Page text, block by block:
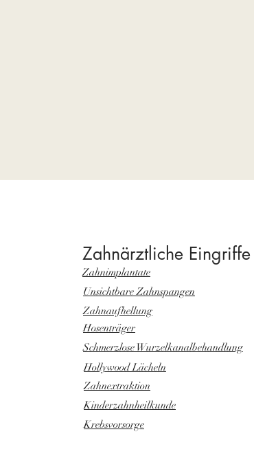
Zahnärztliche Eingriffe
Zahnimplantate
Unsichtbare Zahnspangen
Zahnaufhellung
Hosenträger
Schmerzlose Wurzelkanalbehandlung
Hollywood Lächeln
Zahnextraktion
Kinderzahnheilkunde
Krebsvorsorge